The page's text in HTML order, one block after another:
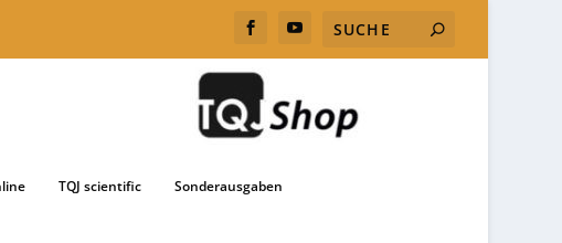
TQJ scientific Sonderausgaben